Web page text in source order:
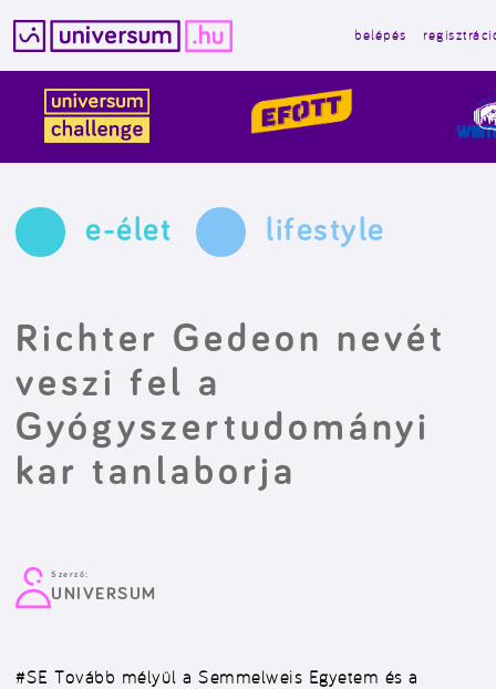
tartalomba
belépés
e-élet lifestyle
Richter Gedeon nevét
veszi fel a
Gyógyszertudományi
kar tanlaborja
Szerző:
UNIVERSUM
#SE Tovább mélyül a Semmelweis Egyetem és a